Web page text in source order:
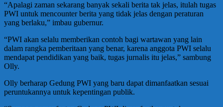
“Apalagi zaman sekarang banyak sekali berita tak jelas, itulah tugas
PWI untuk mencounter berita yang tidak jelas dengan peraturan
yang berlaku,” imbau gubernur.
“PWI akan selalu memberikan contoh bagi wartawan yang lain
dalam rangka pemberitaan yang benar, karena anggota PWI selalu
mendapat pendidikan yang baik, tugas jurnalis itu jelas,” sambung
Olly.
Olly berharap Gedung PWI yang baru dapat dimanfaatkan sesuai
peruntukannya untuk kepentingan publik.